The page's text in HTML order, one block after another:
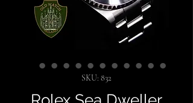
SKU: 832